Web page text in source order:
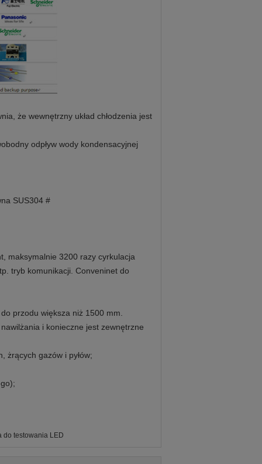
że ​​wewnętrzny układ chłodzenia jest
odpływ wody kondensacyjnej
SUS304 #
maksymalnie 3200 razy cyrkulacja
tryb komunikacji. Conveninet do
przodu większa niż 1500 mm.
i konieczne jest zewnętrzne
żrących gazów i pyłów;
do testowania LED